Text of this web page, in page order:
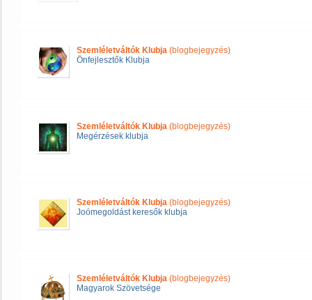
Szemléletváltók Klubja (blogbejegyzés)
Önfejlesztők Klubja
Szemléletváltók Klubja (blogbejegyzés)
Megérzések klubja
Szemléletváltók Klubja (blogbejegyzés)
Joómegoldást keresők klubja
Szemléletváltók Klubja (blogbejegyzés)
Magyarok Szövetsége